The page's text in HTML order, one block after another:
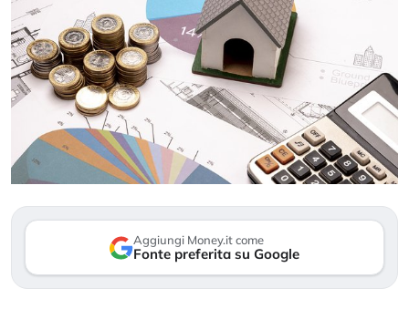
Aggiungi Money.it come
Fonte preferita su Google